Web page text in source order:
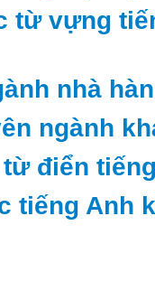
từ vựng
nhà
ngành
điển
tiếng Anh